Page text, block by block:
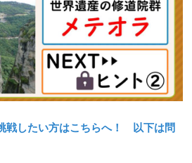
戦したい方はこちらへ！ 以下は問